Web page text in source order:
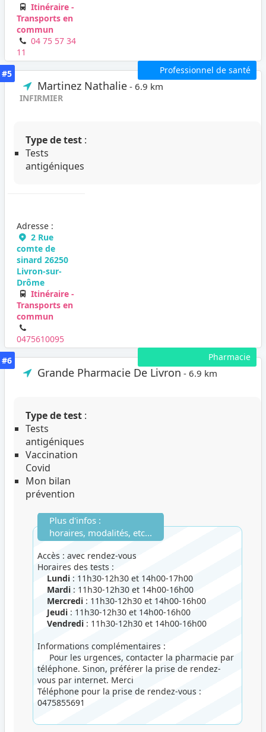
Itinéraire -
Transports en
commun
04 75 57 34
11
Professionnel de santé
#5
Martinez Nathalie - 6.9 km
INFIRMIER
Type de test :
Tests
antigéniques
Adresse :
2 Rue
comte de
sinard 26250
Livron-sur-
Drôme
Itinéraire -
Transports en
commun
0475610095
Pharmacie
#6
Grande Pharmacie De Livron - 6.9 km
Type de test :
Tests
antigéniques
Vaccination
Covid
Mon bilan
prévention
Plus d'infos :
horaires, modalités, etc...
Accès : avec rendez-vous
Horaires des tests :
Lundi : 11h30-12h30 et 14h00-17h00
Mardi : 11h30-12h30 et 14h00-16h00
Mercredi : 11h30-12h30 et 14h00-16h00
Jeudi : 11h30-12h30 et 14h00-16h00
Vendredi : 11h30-12h30 et 14h00-16h00
Informations complémentaires :
Pour les urgences, contacter la pharmacie par
téléphone. Sinon, préférer la prise de rendez-
vous par internet. Merci
Téléphone pour la prise de rendez-vous :
0475855691